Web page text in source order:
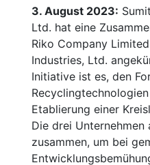
3. August 2023:
Ltd. hat eine
Riko Company
Industries, Ltd.
Initiative ist es, den
Etablierung einer
Die drei Unternehmen
zusammen, um bei